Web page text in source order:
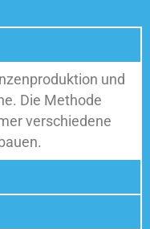
und
Die Methode
verschiedene